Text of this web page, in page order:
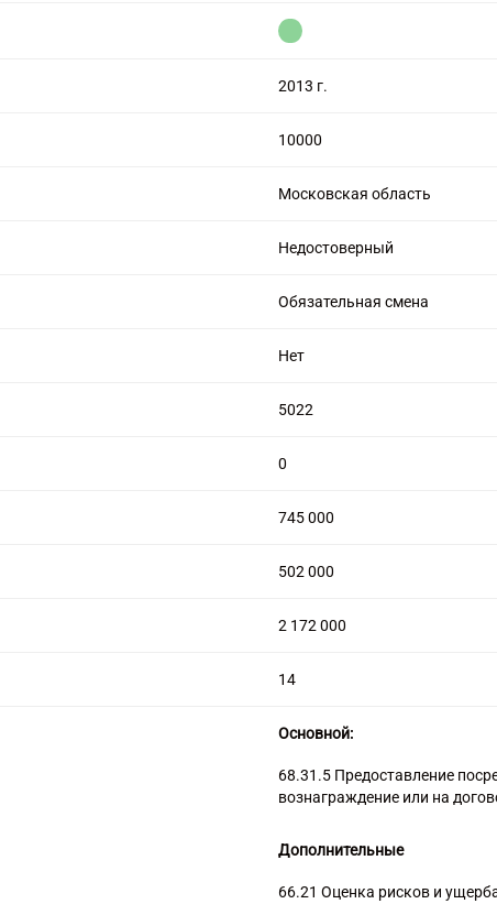
С лицензией на алмазную торговлю
2013 г.
10000
Московская область
Недостоверный
Обязательная смена
Нет
5022
0
745 000
502 000
2 172 000
14
Основной:
68.31.5 Предоставление
вознаграждение или на
Дополнительные
66.21 Оценка рисков и